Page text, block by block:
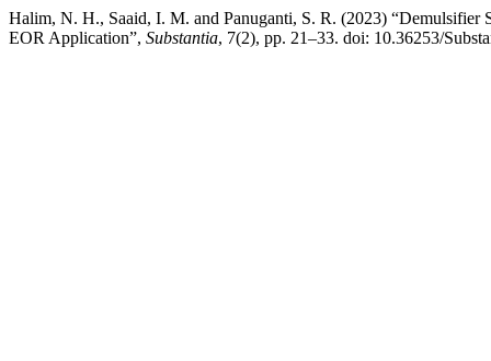
Halim, N. H., Saaid, I. M. and Panuganti, S. R. (2023)
EOR Application”, Substantia, 7(2), pp. 21–33. doi: 10.36253/